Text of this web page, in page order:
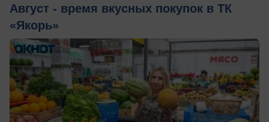
Август - время вкусных покупок в ТК
«Якорь»